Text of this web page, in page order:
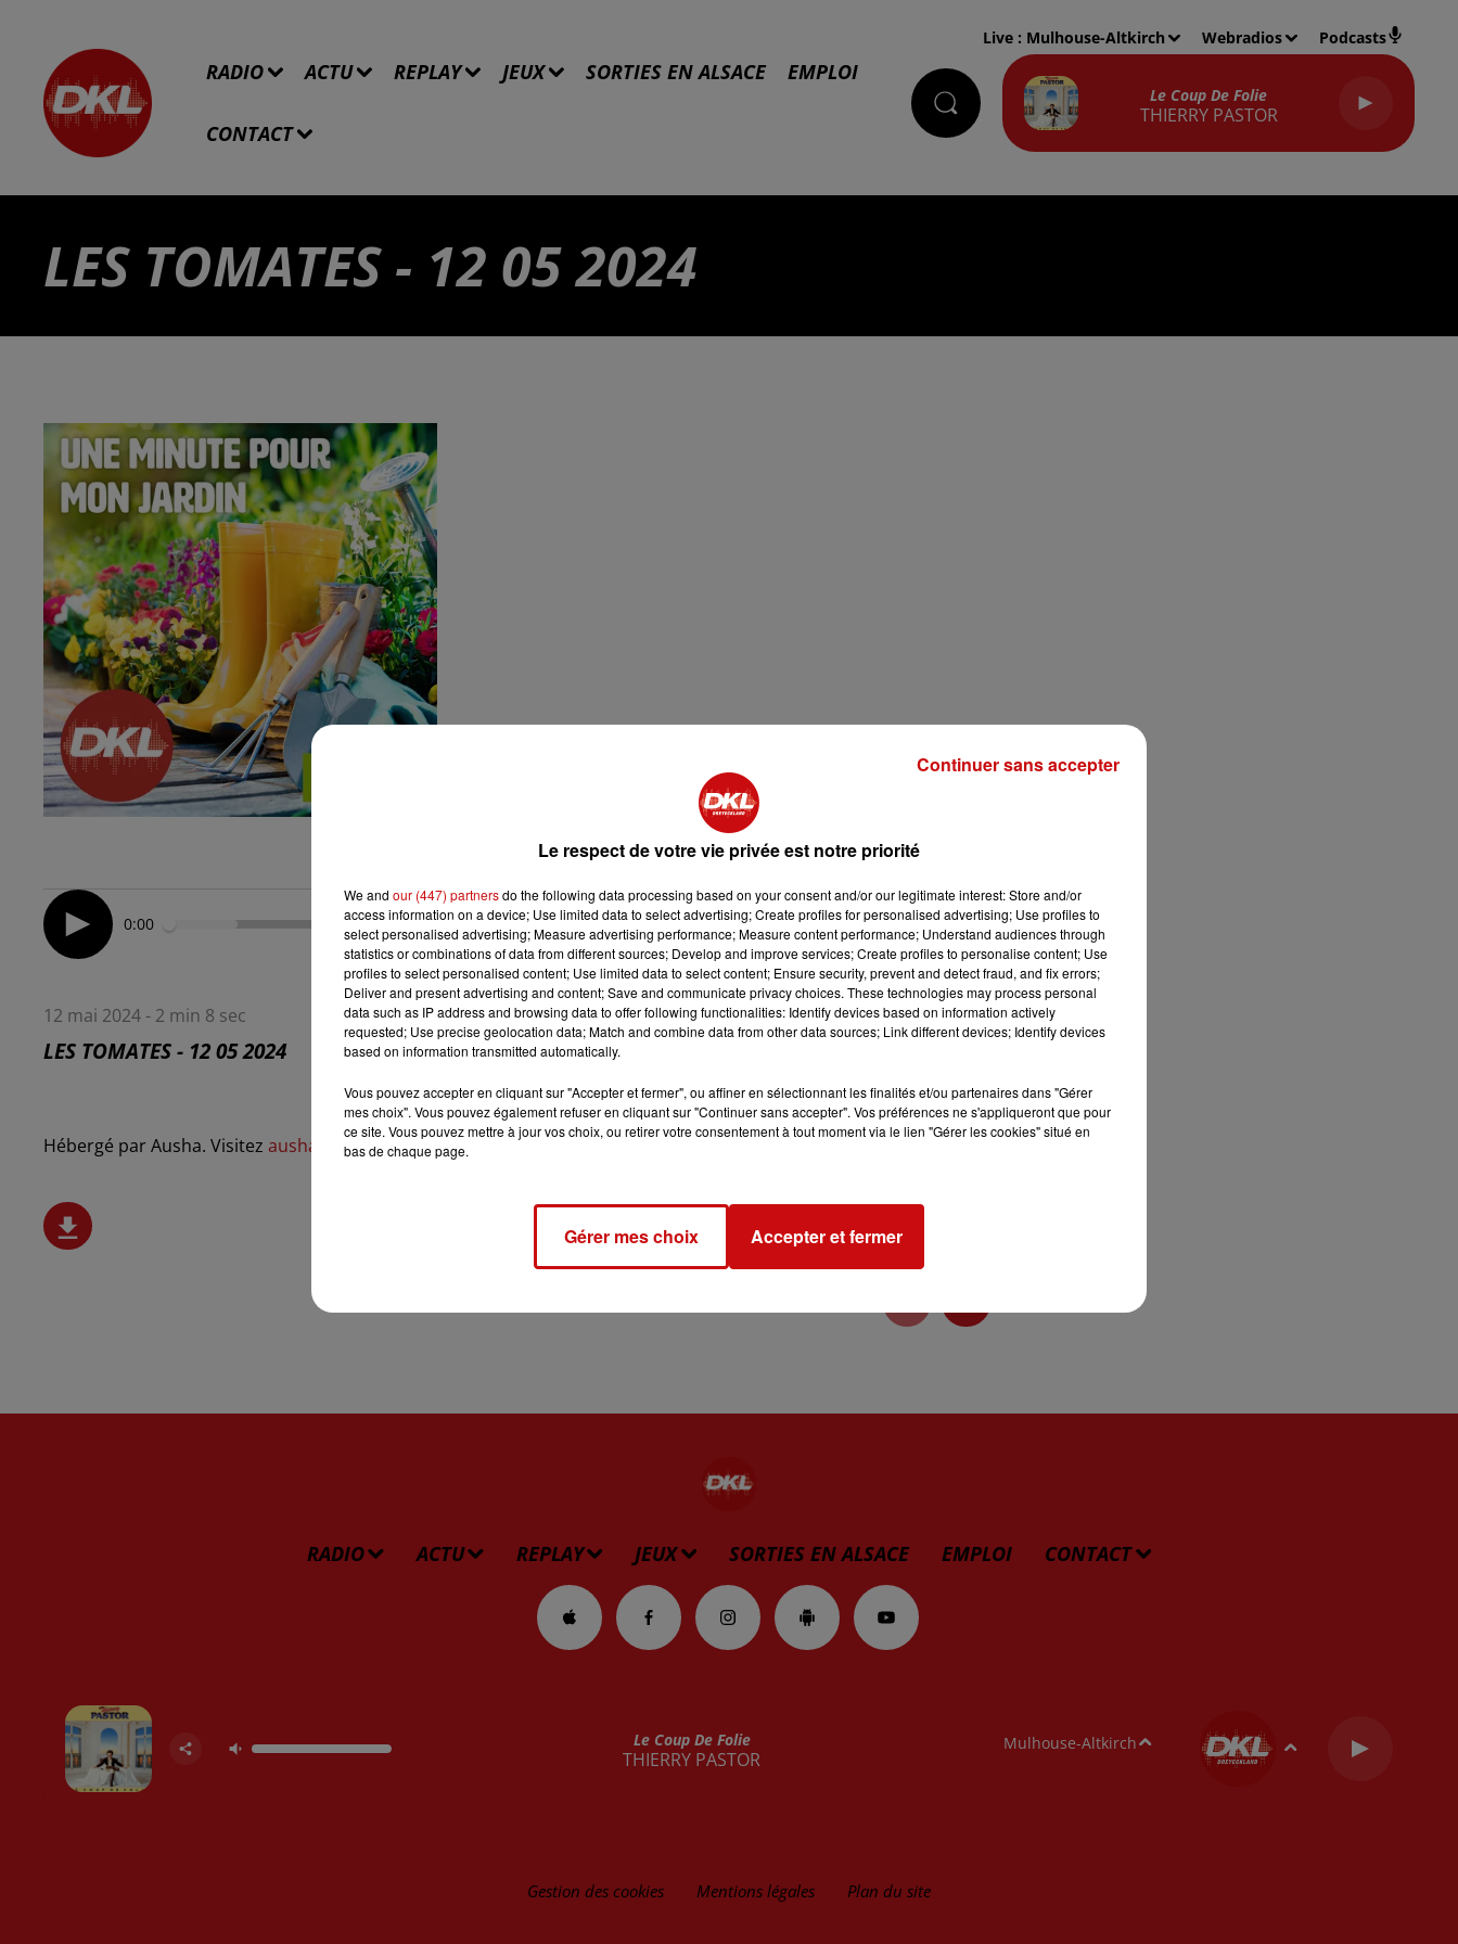
RADIO ACTU REPLAY JEUX SORTIES EN ALSACE EMPLOI
CONTACT
Live : Mulhouse-Altkirch Webradios Podcasts
Le Coup De Folie
THIERRY PASTOR
LES TOMATES - 12 05 2024
0:00 2 min 8 sec
12 mai 2024 - 2 min 8 sec
LES TOMATES - 12 05 2024
Hébergé par Ausha. Visitez ausha.co/politique-de-confidentialite pour plus d'informations.
RADIO ACTU REPLAY JEUX SORTIES EN ALSACE EMPLOI CONTACT
Le Coup De Folie
THIERRY PASTOR
Mulhouse-Altkirch
Gestion des cookies Mentions légales Plan du site
Le respect de votre vie privée est notre priorité
We and our (447) partnersdo the following data processing based on your consent and/or our legitimate interest: Store and/or
access information on a device; Use limited data to select advertising; Create profiles for personalised advertising; Use profiles to
select personalised advertising; Measure advertising performance; Measure content performance; Understand audiences through
statistics or combinations of data from different sources; Develop and improve services; Create profiles to personalise content; Use
profiles to select personalised content; Use limited data to select content; Ensure security, prevent and detect fraud, and fix errors;
Deliver and present advertising and content; Save and communicate privacy choices. These technologies may process personal
data such as IP address and browsing data to offer following functionalities: Identify devices based on information actively
requested; Use precise geolocation data; Match and combine data from other data sources; Link different devices; Identify devices
based on information transmitted automatically.
Vous pouvez accepter en cliquant sur "Accepter et fermer", ou affiner en sélectionnant les finalités et/ou partenaires dans "Gérer
mes choix". Vous pouvez également refuser en cliquant sur "Continuer sans accepter". Vos préférences ne s'appliqueront que pour
ce site. Vous pouvez mettre à jour vos choix, ou retirer votre consentement à tout moment via le lien "Gérer les cookies" situé en
bas de chaque page.
Gérer mes choix Accepter et fermer
Continuer sans accepter